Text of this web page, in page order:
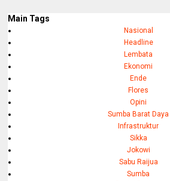
Main Tags
Nasional
Headline
Lembata
Ekonomi
Ende
Flores
Opini
Sumba Barat Daya
Infrastruktur
Sikka
Jokowi
Sabu Raijua
Sumba